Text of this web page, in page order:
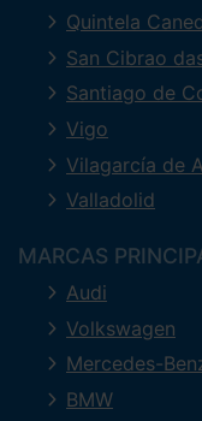
Quintela
San Cibrao
Santiago de
Vigo
Vilagarcía de
Valladolid
MARCAS
Audi
Volkswagen
Mercedes-
BMW